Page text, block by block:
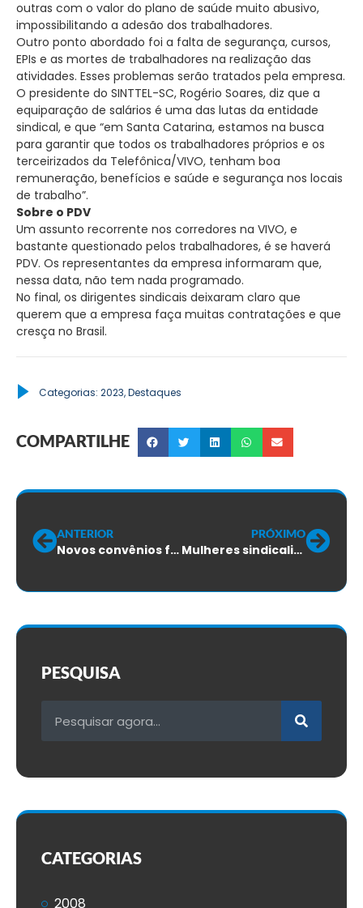
outras com o valor do plano de saúde muito abusivo,
impossibilitando a adesão dos trabalhadores.
Outro ponto abordado foi a falta de segurança, cursos,
EPIs e as mortes de trabalhadores na realização das
atividades. Esses problemas serão tratados pela empresa.
O presidente do SINTTEL-SC, Rogério Soares, diz que a
equiparação de salários é uma das lutas da entidade
sindical, e que “em Santa Catarina, estamos na busca
para garantir que todos os trabalhadores próprios e os
terceirizados da Telefônica/VIVO, tenham boa
remuneração, benefícios e saúde e segurança nos locais
de trabalho”.
Sobre o PDV
Um assunto recorrente nos corredores na VIVO, e
bastante questionado pelos trabalhadores, é se haverá
PDV. Os representantes da empresa informaram que,
nessa data, não tem nada programado.
No final, os dirigentes sindicais deixaram claro que
querem que a empresa faça muitas contratações e que
cresça no Brasil.
Categorias: 2023,Destaques
COMPARTILHE
ANTERIOR
Novos convênios financeiros
PRÓXIMO
Mulheres sindicalistas do SINTTELSC e FENATTEL participam do encerramento do Março Mulher
PESQUISA
CATEGORIAS
2008